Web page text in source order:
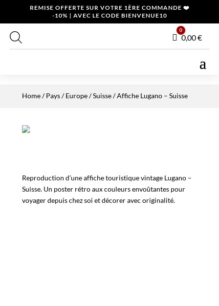
REMISE OFFERTE SUR VOTRE 1ÈRE COMMANDE ❤️
-10% | AVEC LE CODE BIENVENUE10
Panier
0
0,00€
Home/Pays/Europe/Suisse/ Affiche Lugano – Suisse
Reproduction d’une affiche touristique vintage Lugano –
Suisse. Un poster rétro aux couleurs envoûtantes pour
voyager depuis chez soi et décorer avec originalité.